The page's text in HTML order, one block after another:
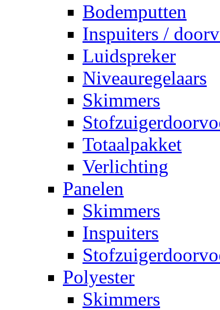
Bodemputten
Inspuiters /
Luidspreker
Niveauregelaars
Skimmers
Totaalpakket
Verlichting
Panelen
Skimmers
Inspuiters
Polyester
Skimmers